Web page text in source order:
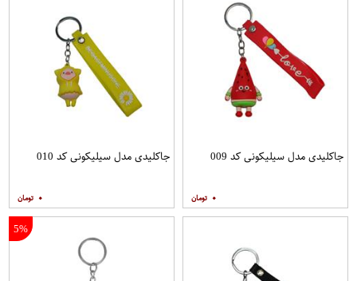
جاکلیدی مدل سیلیکونی کد 009
۰
جاکلیدی مدل سیلیکونی کد 010
۰
5%